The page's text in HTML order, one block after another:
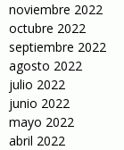
noviembre 2022
octubre 2022
septiembre 2022
agosto 2022
julio 2022
junio 2022
mayo 2022
abril 2022